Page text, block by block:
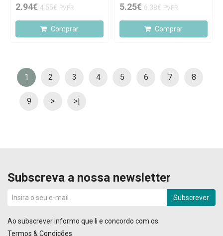
2.94€ 4.55€ PVPR
Comprar
5.25€ 6.38€ PVPR
Comprar
1 2 3 4 5 6 7 8
9 > >|
Subscreva a nossa newsletter
Subscrever
Ao subscrever informo que li e concordo com os
Termos & Condições